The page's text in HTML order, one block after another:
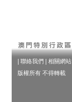
聯絡我們 相關網站
版權所有 不得轉載